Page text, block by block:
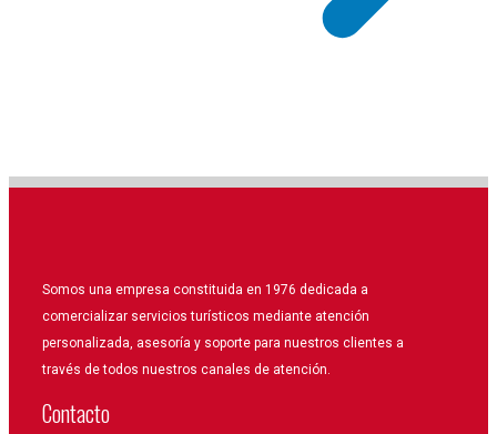
Somos una empresa constituida en 1976 dedicada a
comercializar servicios turísticos mediante atención
personalizada, asesoría y soporte para nuestros clientes a
través de todos nuestros canales de atención.
Contacto